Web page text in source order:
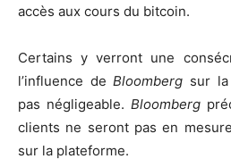
accès aux cours du bitcoin.
Certains y verront une
l’influence deBloomberg sur la
pas négligeable. Bloomberg
clients ne seront pas en
sur la plateforme.